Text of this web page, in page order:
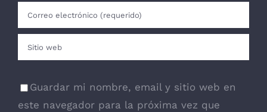
Guardar mi nombre, email y sitio web en
este navegador para la próxima vez que